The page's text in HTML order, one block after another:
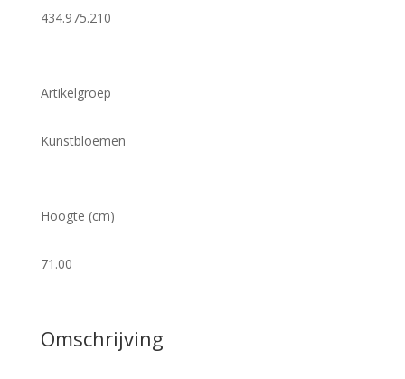
434.975.210
Artikelgroep
Kunstbloemen
Hoogte (cm)
71.00
Omschrijving